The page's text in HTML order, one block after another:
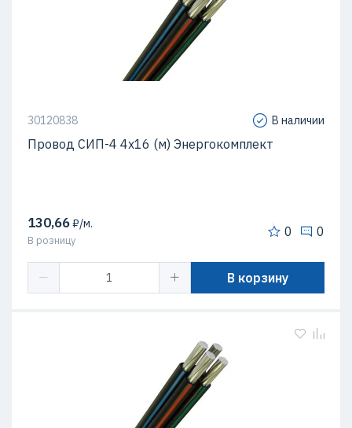
30120838 В наличии
Провод СИП-4 4х16 (м) Энергокомплект
130,66₽/м.
В розницу
0 0
В корзину